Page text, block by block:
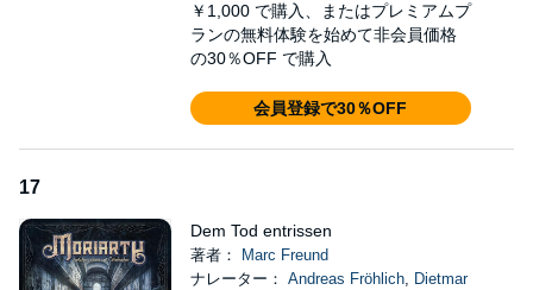
￥1,000 で購入、またはプレミアムプ
ランの無料体験を始めて非会員価格
の30％OFF で購入
会員登録で30％OFF
17
Dem Tod entrissen
著者：
Marc Freund
ナレーター： Andreas Fröhlich, Dietmar